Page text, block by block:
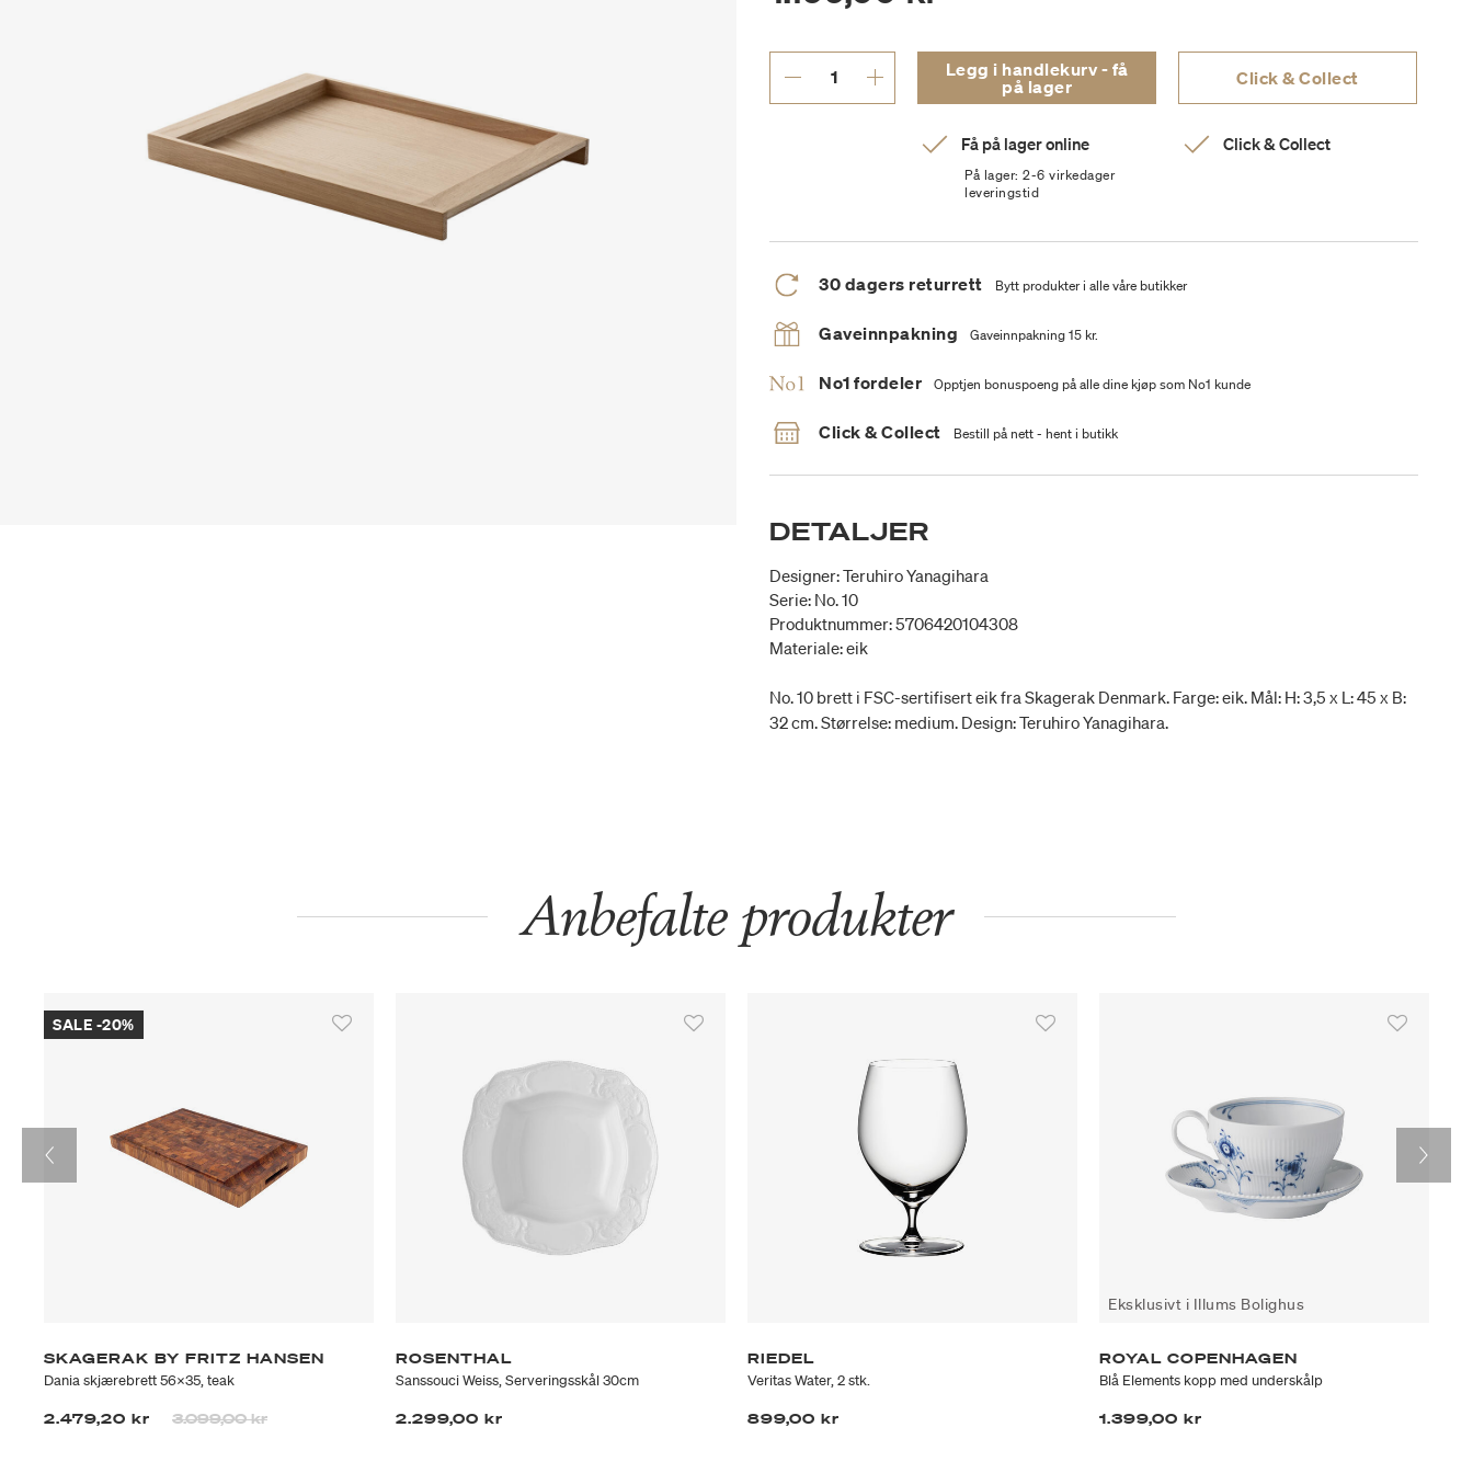
Legg i handlekurv - få
på lager
Click & Collect
Få på lager online
På lager: 2-6 virkedager
leveringstid
Click & Collect
30 dagers returrett Bytt produkter i alle våre butikker
Gaveinnpakning Gaveinnpakning 15 kr.
No1 fordeler Opptjen bonuspoeng på alle dine kjøp som No1 kunde
Click & Collect Bestill på nett - hent i butikk
DETALJER
Designer: Teruhiro Yanagihara
Serie: No. 10
Produktnummer: 5706420104308
Materiale: eik
No. 10 brett i FSC-sertifisert eik fra Skagerak Denmark. Farge: eik. Mål: H: 3,5 x L: 45 x B:
32 cm. Størrelse: medium. Design: Teruhiro Yanagihara.
Anbefalte produkter
SALE -20%
SKAGERAK BY FRITZ HANSEN
Dania skjærebrett 56x35, teak
2.479,20 kr Prisen er nedsatt fra
3.099,00 krtil
ROSENTHAL
Sanssouci Weiss, Serveringsskål 30cm
2.299,00 kr
RIEDEL
Veritas Water, 2 stk.
899,00 kr
Eksklusivt i Illums Bolighus
ROYAL COPENHAGEN
Blå Elements kopp med underskålp
1.399,00 kr